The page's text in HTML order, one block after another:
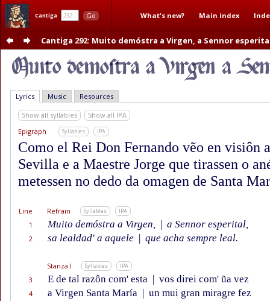
Cantiga Go What's new? Main index
Cantiga 292: Muito demóstra a Virgen, a Sennor
Lyrics Music Resources
Show all syllables
Show all IPA
Epigraph
Syllables IPA
Como el Rei Don Fernando vẽo en visiôn
Sevilla e a Maestre Jorge que tirassen o
metessen no dedo da omagen de Santa
Line Refrain Syllables IPA
1 Muito demóstra a Virgen, | a Sennor esperital,
2 sa lealdad' a aquele | que acha sempre leal.
Stanza I Syllables IPA
3 E de tal razôn com' esta | vos direi com' ũa vez
4 a Virgen Santa María | un mui gran miragre fez